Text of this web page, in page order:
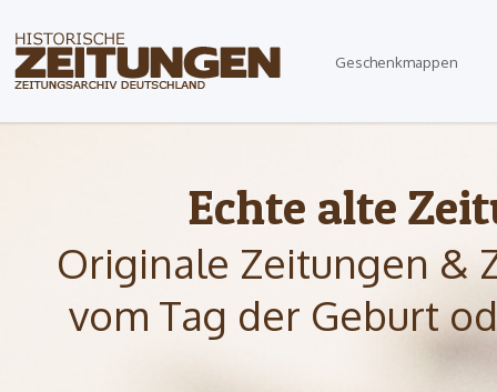
Geschenkmappen
Echte alte
Originale Zeitungen &
vom Tag der Geburt